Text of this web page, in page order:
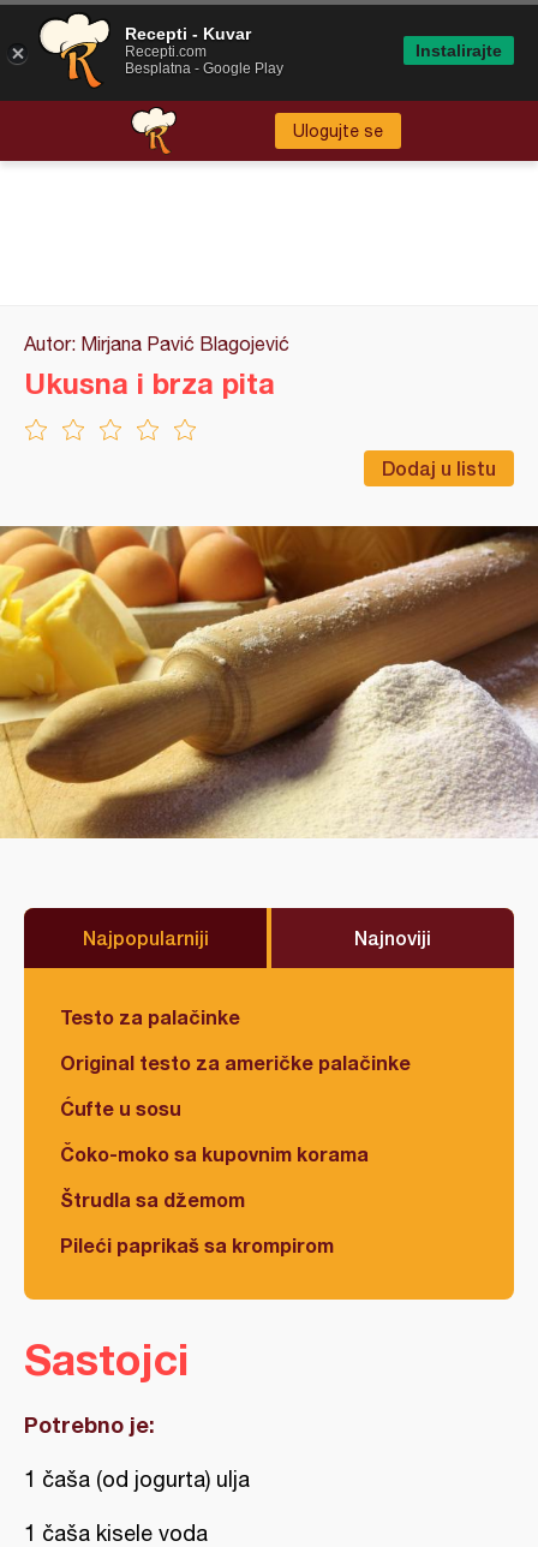
Ulogujte se
Autor: Mirjana Pavić Blagojević
Dodaj u listu
Ukusna i brza pita
Najpopularniji Najnoviji
Testo za palačinke
Original testo za američke palačinke
Ćufte u sosu
Čoko-moko sa kupovnim korama
Štrudla sa džemom
Pileći paprikaš sa krompirom
Sastojci
Potrebno je:
1 čaša (od jogurta) ulja
1 čaša kisele voda
Recepti - Kuvar
Recepti.com
Besplatna - Google Play
Instalirajte